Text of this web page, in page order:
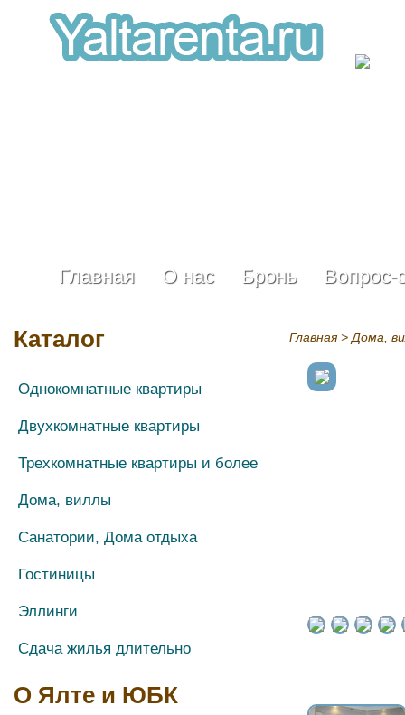
Главная О нас Бронь Вопрос-
Каталог
Однокомнатные квартиры
Двухкомнатные квартиры
Трехкомнатные квартиры и более
Дома, виллы
Санатории, Дома отдыха
Гостиницы
Эллинги
Сдача жилья длительно
О Ялте и ЮБК
Главная> Дома,